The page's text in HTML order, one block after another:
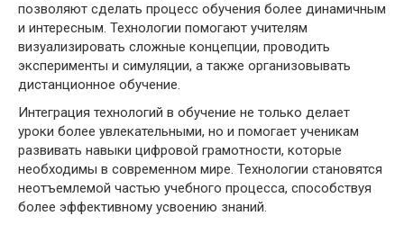
позволяют сделать процесс обучения более динамичным
и интересным. Технологии помогают учителям
визуализировать сложные концепции, проводить
эксперименты и симуляции, а также организовывать
дистанционное обучение.
Интеграция технологий в обучение не только делает
уроки более увлекательными, но и помогает ученикам
развивать навыки цифровой грамотности, которые
необходимы в современном мире. Технологии становятся
неотъемлемой частью учебного процесса, способствуя
более эффективному усвоению знаний.